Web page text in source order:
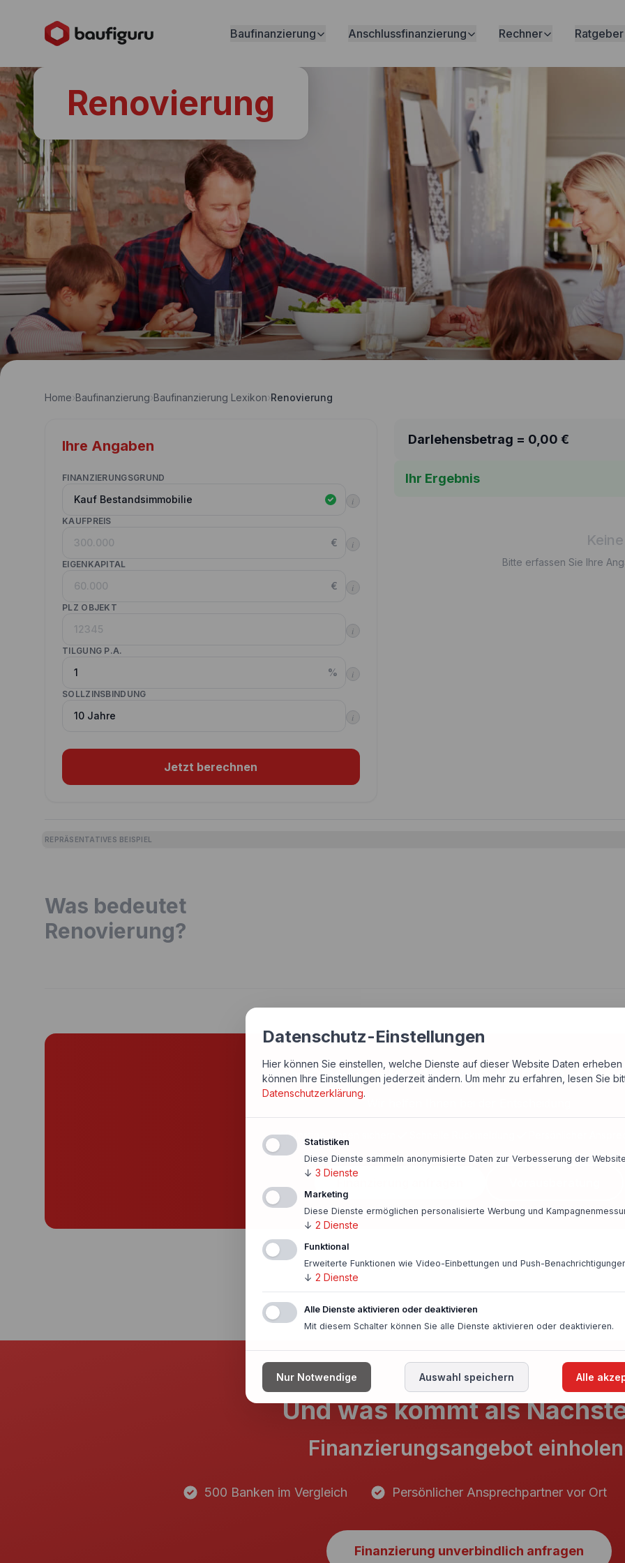
Baufinanzierung Anschlussfinanzierung Rechner Ratgeber
Renovierung
Home›Baufinanzierung›Baufinanzierung Lexikon›Renovierung
Ihre Angaben
FINANZIERUNGSGRUND
i
KAUFPREIS
€ i
EIGENKAPITAL
€ i
PLZ OBJEKT
i
TILGUNG P.A.
% i
SOLLZINSBINDUNG
i
Jetzt berechnen
Darlehensbetrag = 0,00 €
Ihr Ergebnis
Bitte erfassen Sie Ihre
REPRÄSENTATIVES BEISPIEL
Was bedeutet
Renovierung?
Sichern Sie sich die besten
Günstige Zinsen sichern
Und was kommt als
Finanzierungsangebot
500 Banken im Vergleich Persönlicher Ansprechpartner vor Ort
Finanzierung unverbindlich anfragen
Datenschutz-Einstellungen
Hier können Sie einstellen, welche Dienste auf dieser Website Daten erheben
können Ihre Einstellungen jederzeit ändern. Um mehr zu erfahren, lesen Sie
Datenschutzerklärung.
Statistiken
Diese Dienste sammeln anonymisierte Daten zur Verbesserung der
↓ 3 Dienste
Marketing
Diese Dienste ermöglichen personalisierte Werbung und
↓ 2 Dienste
Funktional
Erweiterte Funktionen wie Video-Einbettungen und Push-
↓ 2 Dienste
Alle Dienste aktivieren oder deaktivieren
Mit diesem Schalter können Sie alle Dienste aktivieren oder deaktivieren.
Nur Notwendige Auswahl speichern Alle